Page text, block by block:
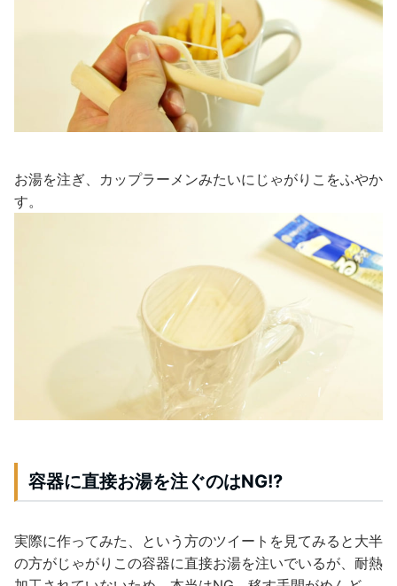
お湯を注ぎ、カップラーメンみたいにじゃがりこをふやか
す。
容器に直接お湯を注ぐのはNG!?
実際に作ってみた、という方のツイートを見てみると大半
の方がじゃがりこの容器に直接お湯を注いでいるが、耐熱